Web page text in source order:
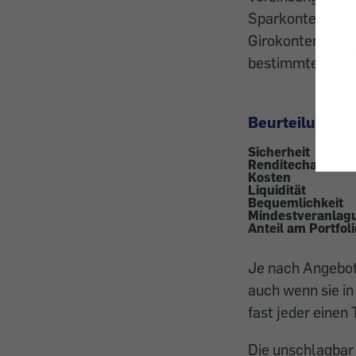
Sparkonten
Girokonten –
bestimmte
Beurteilung
Sicherheit
Renditechancen
Kosten
Liquidität
Bequemlichkeit
Anteil am
Je nach
auch wenn sie
fast jeder einen
Die